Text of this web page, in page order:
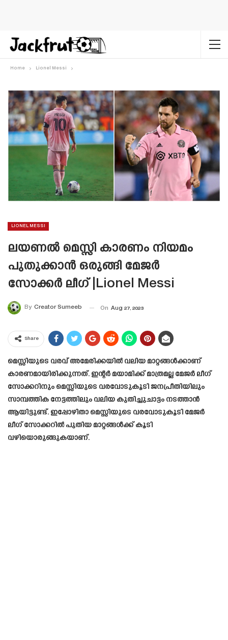
Home Lionel Messi
LIONEL MESSI
ലയണൽ മെസ്സി കാരണം നിയമം
പുതുക്കാൻ ഒരുങ്ങി മേജർ
സോക്കർ ലീഗ് |Lionel Messi
By Creator Sumeeb On Aug 27, 2023
Share
മെസ്സിയുടെ വരവ് അമേരിക്കയിൽ വലിയ മാറ്റങ്ങൾക്കാണ്
കാരണമായിരിക്കുന്നത്. ഇന്റർ മയാമിക്ക് മാത്രമല്ല മേജർ ലീഗ്
സോക്കറിനും മെസ്സിയുടെ വരവോടുകൂടി ജനപ്രീതിയിലും
സാമ്പത്തിക നേട്ടത്തിലും വലിയ കുതിച്ചുചാട്ടം നടത്താൻ
ആയിട്ടുണ്ട്. ഇപ്പോഴിതാ മെസ്സിയുടെ വരവോടുകൂടി മേജർ
ലീഗ് സോക്കറിൽ പുതിയ മാറ്റങ്ങൾക്ക് കൂടി
വഴിയൊരുങ്ങുകയാണ്.